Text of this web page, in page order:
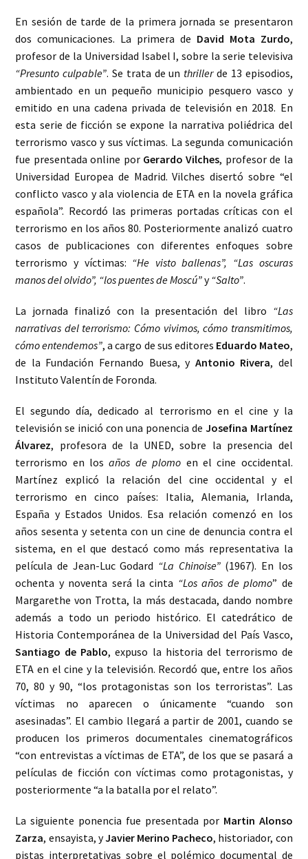
En sesión de tarde de la primera jornada se presentaron
dos comunicaciones. La primera de David Mota Zurdo,
profesor de la Universidad Isabel I, sobre la serie televisiva
“Presunto culpable”. Se trata de un thrillerde 13 episodios,
ambientado en un pequeño municipio pesquero vasco y
emitido en una cadena privada de televisión en 2018. En
esta serie de ficción se expone la narrativa poliédrica del
terrorismo vasco y sus víctimas. La segunda comunicación
fue presentada online por Gerardo Vilches, profesor de la
Universidad Europea de Madrid. Vilches disertó sobre “el
conflicto vasco y ala violencia de ETA en la novela gráfica
española”. Recordó las primeras portadas críticas con el
terrorismo en los años 80. Posteriormente analizó cuatro
casos de publicaciones con diferentes enfoques sobre
terrorismo y víctimas: “He visto ballenas”, “Las oscuras
manos del olvido”, “los puentes de Moscú”y“Salto”.
La jornada finalizó con la presentación del libro “Las
narrativas del terrorismo: Cómo vivimos, cómo transmitimos,
cómo entendemos”, a cargo de sus editores Eduardo Mateo,
de la Fundación Fernando Buesa, y Antonio Rivera, del
Instituto Valentín de Foronda.
El segundo día, dedicado al terrorismo en el cine y la
televisión se inició con una ponencia de Josefina Martínez
Álvarez, profesora de la UNED, sobre la presencia del
terrorismo en los años de plomo en el cine occidental.
Martínez explicó la relación del cine occidental y el
terrorismo en cinco países: Italia, Alemania, Irlanda,
España y Estados Unidos. Esa relación comenzó en los
años sesenta y setenta con un cine de denuncia contra el
sistema, en el que destacó como más representativa la
película de Jean-Luc Godard “La Chinoise” (1967). En los
ochenta y noventa será la cinta “Los años de plomo” de
Margarethe von Trotta, la más destacada, dando nombre
además a todo un periodo histórico. El catedrático de
Historia Contemporánea de la Universidad del País Vasco,
Santiago de Pablo, expuso la historia del terrorismo de
ETA en el cine y la televisión. Recordó que, entre los años
70, 80 y 90, “los protagonistas son los terroristas”. Las
víctimas no aparecen o únicamente “cuando son
asesinadas”. El cambio llegará a partir de 2001, cuando se
producen los primeros documentales cinematográficos
“con entrevistas a víctimas de ETA”, de los que se pasará a
películas de ficción con víctimas como protagonistas, y
posteriormente “a la batalla por el relato”.
La siguiente ponencia fue presentada por Martin Alonso
Zarza, ensayista, yJavier Merino Pacheco, historiador, con
pistas interpretativas sobre el polémico documental de